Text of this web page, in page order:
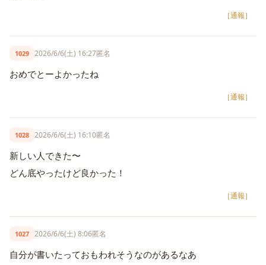
［通報］
1029 2026/6/6(土) 16:27匿名
おめでとーよかったね
［通報］
1028 2026/6/6(土) 16:10匿名
新しい人できた〜
どん底やったけど良かった！
［通報］
1027 2026/6/6(土) 8:06匿名
自分が書いたっておもわれそうなのがあるなあ